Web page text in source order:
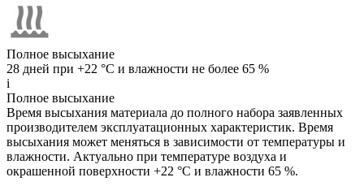
Полное высыхание
28 дней при +22 °C и влажности не более 65 %
i
Полное высыхание
Время высыхания материала до полного набора заявленных
производителем эксплуатационных характеристик. Время
высыхания может меняться в зависимости от температуры и
влажности. Актуально при температуре воздуха и
окрашенной поверхности +22 °C и влажности 65 %.